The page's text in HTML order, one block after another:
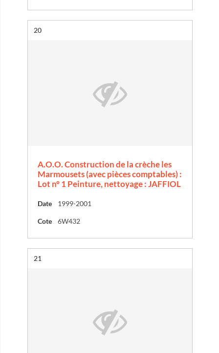
Résultat n°
20
A.O.O. Construction de la crèche les
Marmousets (avec pièces comptables) :
Lot n° 1 Peinture, nettoyage : JAFFIOL
Date 1999-2001
Cote 6W432
Résultat n°
21